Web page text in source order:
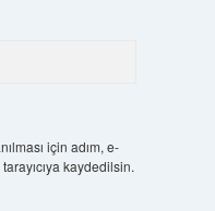
için adım, e-
kaydedilsin.